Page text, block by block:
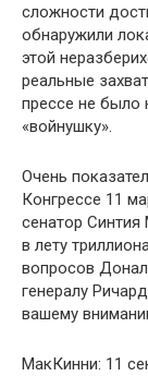
сложности
обнаружили
этой
реальные
прессе не было
«войнушку».
Очень
Конгрессе 11
сенатор
в лету
вопросов
генералу
вашему
МакКинни: 11